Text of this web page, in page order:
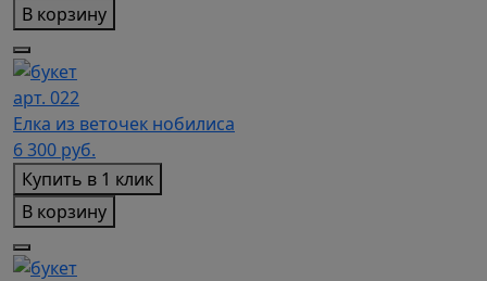
В корзину
арт. 022
Елка из веточек нобилиса
6 300 руб.
Купить в 1 клик
В корзину